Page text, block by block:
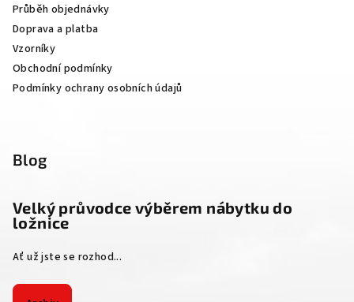
Průběh objednávky
Doprava a platba
Vzorníky
Obchodní podmínky
Podmínky ochrany osobních údajů
Blog
Velký průvodce výběrem nábytku do
ložnice
Ať už jste se rozhod...